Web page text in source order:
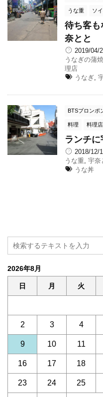
うな重 ソ
待ち客も
奈とと
2019/04/
うなぎの蒲
理店
うなぎ ,
BTSプロンポ
料理 料理店
ランチ
2018/12/
うな重 宇奈
うな丼
2026年8月
日 月 火
2 3 4
9 10 11
16 17 18
23 24 25